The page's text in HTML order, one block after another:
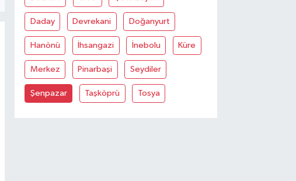
Daday Devrekani Doğanyurt
Hanönü İhsangazi İnebolu Küre
Merkez Pinarbaşi Seydiler
Şenpazar Taşköprü Tosya